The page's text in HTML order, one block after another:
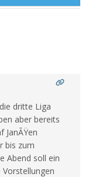
dritte Liga
aber bereits
JanÃŸen
bis zum
Abend soll ein